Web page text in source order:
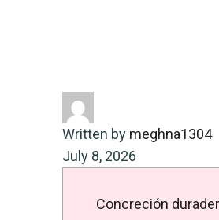
Written by meghna1304
July 8, 2026
Concreción